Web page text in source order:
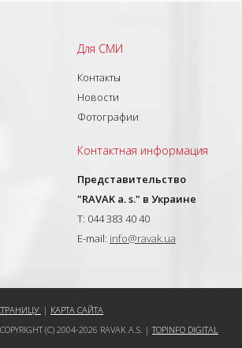
Для СМИ
Контакты
Новости
Фотографии
Контактная информация
Представительство
"RAVAK a. s." в Украине
T: 044 383 40 40
E-mail: info@ravak.ua
| КАРТА САЙТА
COPYRIGHT (C) 2004-2026 RAVAK A.S. |TOPINFO DIGITAL